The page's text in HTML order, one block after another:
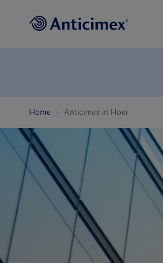
Home Anticimex in Hoei